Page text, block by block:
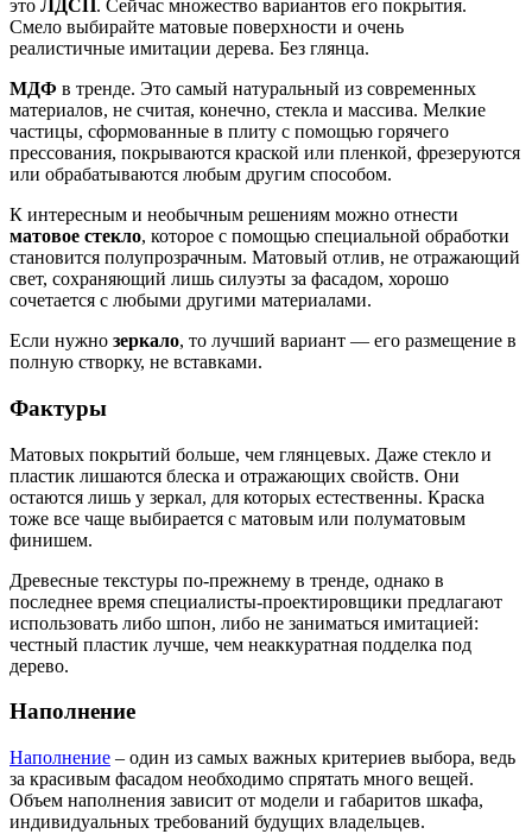
это ЛДСП . Сейчас множество вариантов его покрытия.
Смело выбирайте матовые поверхности и очень
реалистичные имитации дерева. Без глянца.
МДФ в тренде. Это самый натуральный из современных
материалов, не считая, конечно, стекла и массива. Мелкие
частицы, сформованные в плиту с помощью горячего
прессования, покрываются краской или пленкой, фрезеруются
или обрабатываются любым другим способом.
К интересным и необычным решениям можно отнести
матовое стекло, которое с помощью специальной обработки
становится полупрозрачным. Матовый отлив, не отражающий
свет, сохраняющий лишь силуэты за фасадом, хорошо
сочетается с любыми другими материалами.
Если нужно зеркало, то лучший вариант — его размещение в
полную створку, не вставками.
Фактуры
Матовых покрытий больше, чем глянцевых. Даже стекло и
пластик лишаются блеска и отражающих свойств. Они
остаются лишь у зеркал, для которых естественны. Краска
тоже все чаще выбирается с матовым или полуматовым
финишем.
Древесные текстуры по-прежнему в тренде, однако в
последнее время специалисты-проектировщики предлагают
использовать либо шпон, либо не заниматься имитацией:
честный пластик лучше, чем неаккуратная подделка под
дерево.
Наполнение
Наполнение – один из самых важных критериев выбора, ведь
за красивым фасадом необходимо спрятать много вещей.
Объем наполнения зависит от модели и габаритов шкафа,
индивидуальных требований будущих владельцев.